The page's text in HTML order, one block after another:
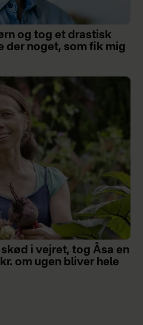
og tog et drastisk
der noget, som fik mig
i vejret, tog Åsa en
om ugen bliver hele